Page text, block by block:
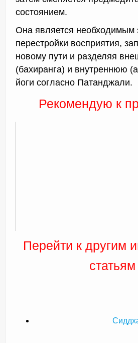
состоянием.
Она является необходимым
перестройки восприятия,
новому пути и разделяя
(бахиранга) и внутреннюю
йоги согласно Патанджали.
Рекомендую к
Перейти к другим
статьям